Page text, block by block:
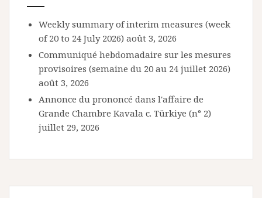
Weekly summary of interim measures (week
of 20 to 24 July 2026) août 3, 2026
Communiqué hebdomadaire sur les mesures
provisoires (semaine du 20 au 24 juillet 2026)
août 3, 2026
Annonce du prononcé dans l'affaire de
Grande Chambre Kavala c. Türkiye (n° 2)
juillet 29, 2026